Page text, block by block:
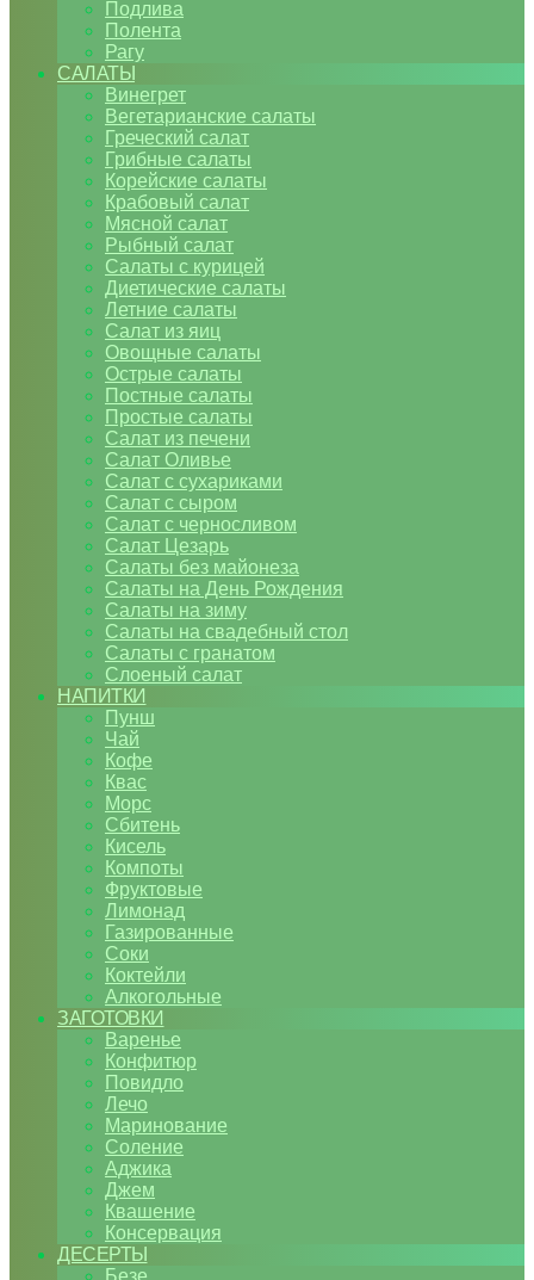
Подлива
Полента
Рагу
САЛАТЫ
Винегрет
Вегетарианские салаты
Греческий салат
Грибные салаты
Корейские салаты
Крабовый салат
Мясной салат
Рыбный салат
Салаты с курицей
Диетические салаты
Летние салаты
Салат из яиц
Овощные салаты
Острые салаты
Постные салаты
Простые салаты
Салат из печени
Салат Оливье
Салат с сухариками
Салат с сыром
Салат с черносливом
Салат Цезарь
Салаты без майонеза
Салаты на День Рождения
Салаты на зиму
Салаты на свадебный стол
Салаты с гранатом
Слоеный салат
НАПИТКИ
Пунш
Чай
Кофе
Квас
Морс
Сбитень
Кисель
Компоты
Фруктовые
Лимонад
Газированные
Соки
Коктейли
Алкогольные
ЗАГОТОВКИ
Варенье
Конфитюр
Повидло
Лечо
Маринование
Соление
Аджика
Джем
Квашение
Консервация
ДЕСЕРТЫ
Безе